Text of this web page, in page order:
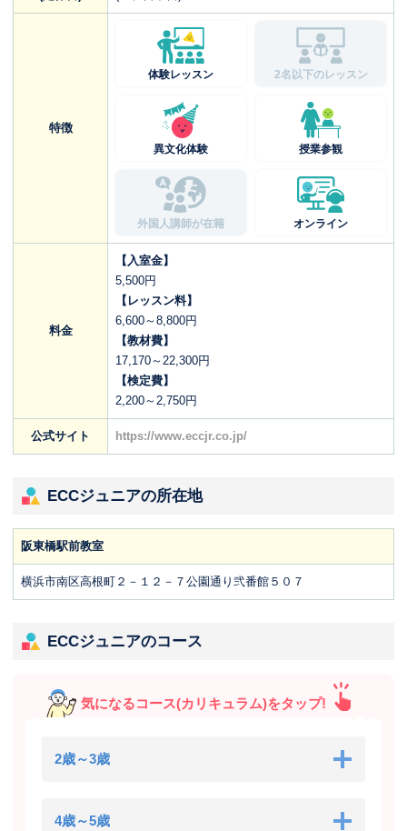
特徴
体験レッスン 2名以下のレッスン
異文化体験 授業参観
外国人講師が在籍 オンライン
料金
【入室金】
5,500円
【レッスン料】
6,600～8,800円
【教材費】
17,170～22,300円
【検定費】
2,200～2,750円
公式サイト https://www.eccjr.co.jp/
ECCジュニアの所在地
阪東橋駅前教室
横浜市南区高根町２－１２－７公園通り弐番館５０７
ECCジュニアのコース
気になるコース(カリキュラム)をタップ!
2歳～3歳
4歳～5歳